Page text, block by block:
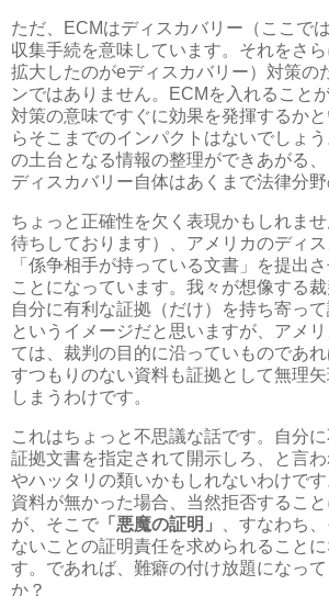
ただ、ECMはディスカバリー（ここで
収集手続を意味しています。それをさ
拡大したのがeディスカバリー）対策の
ンではありません。ECMを入れること
対策の意味ですぐに効果を発揮するか
らそこまでのインパクトはないでしょ
の土台となる情報の整理ができあがる、
ディスカバリー自体はあくまで法律分野
ちょっと正確性を欠く表現かもしれま
待ちしております）、アメリカのディ
「係争相手が持っている文書」を提出
ことになっています。我々が想像する
自分に有利な証拠（だけ）を持ち寄って
というイメージだと思いますが、アメ
ては、裁判の目的に沿っていものであ
すつもりのない資料も証拠として無理
しまうわけです。
これはちょっと不思議な話です。自分
証拠文書を指定されて開示しろ、と言
やハッタリの類いかもしれないわけで
資料が無かった場合、当然拒否するこ
が、そこで 「悪魔の証明」
、すなわち
ないことの証明責任を求められること
す。であれば、難癖の付け放題になっ
か？